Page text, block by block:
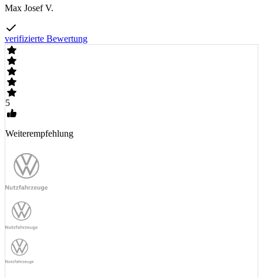
Max Josef V.
verifizierte Bewertung
5
Weiterempfehlung